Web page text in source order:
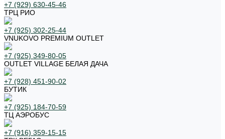
+7 (929) 630-45-46
ТРЦ РИО
+7 (925) 302-25-44
VNUKOVO PREMIUM OUTLET
+7 (925) 349-80-05
OUTLET VILLAGE БЕЛАЯ ДАЧА
+7 (928) 451-90-02
БУТИК
+7 (925) 184-70-59
ТЦ АЭРОБУС
+7 (916) 359-15-15